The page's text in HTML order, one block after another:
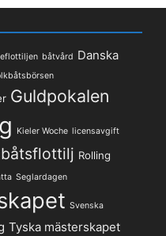
båtvård Danska
Guldpokalen
Kieler Woche licensavgift
Rolling
Seglardagen
Svenska
Tyska mästerskapet